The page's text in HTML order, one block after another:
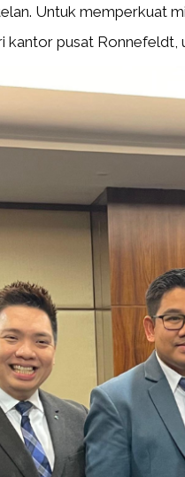
Untuk memperkuat
kantor pusat Ronnefeldt,